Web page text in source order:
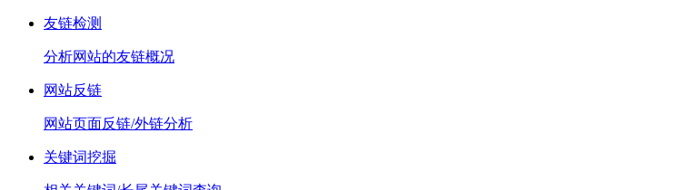
友链检测
分析网站的友链概况
网站反链
网站页面反链/外链分析
关键词挖掘